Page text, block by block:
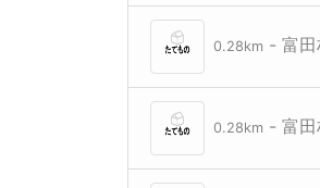
0.28km - 富
0.28km - 富